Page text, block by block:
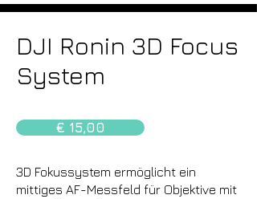
DJI Ronin 3D Focus
System
€ 15,00
3D Fokussystem ermöglicht ein
mittiges AF-Messfeld für Objektive mit